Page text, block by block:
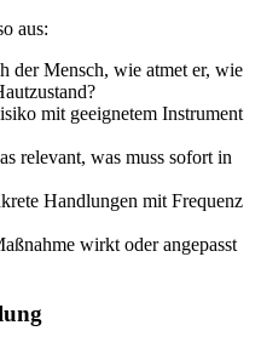
aus:
der Mensch, wie atmet er, wie
mit geeignetem Instrument
relevant, was muss sofort in
Handlungen mit Frequenz
wirkt oder angepasst